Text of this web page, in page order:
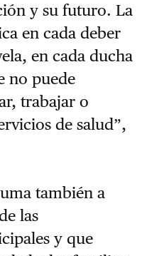
y su futuro. La
en cada deber
en cada ducha
no puede
trabajar o
de salud”,
también a
las
y que